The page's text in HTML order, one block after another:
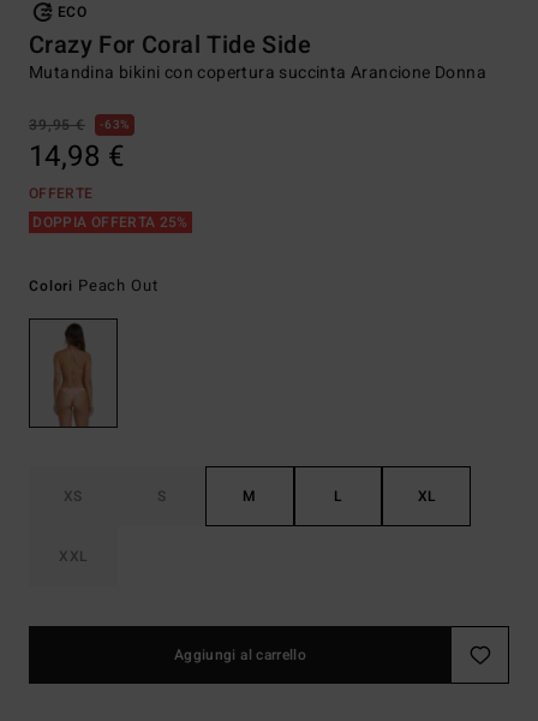
ECO
Crazy For Coral Tide Side
Mutandina bikini con copertura succinta Arancione Donna
39,95 € 63%
14,98 €
OFFERTE
DOPPIA OFFERTA 25%
Colori Peach Out
XS S M L XL
XXL
Aggiungi al carrello